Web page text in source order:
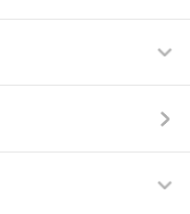
の方
でない方
ド